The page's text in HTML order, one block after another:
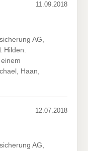
11.09.2018
AG,
Hilden.
Haan,
12.07.2018
AG,